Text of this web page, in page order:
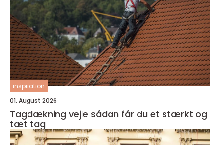
inspiration
01. August 2026
Tagdækning vejle sådan får du et stærkt og
tæt tag